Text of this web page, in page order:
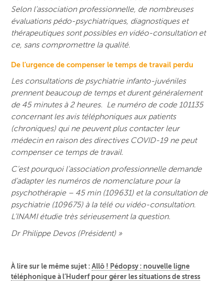
Selon l’association professionnelle, de nombreuses
évaluations pédo-psychiatriques, diagnostiques et
thérapeutiques sont possibles en vidéo-consultation et
ce, sans compromettre la qualité.
De l’urgence de compenser le temps de travail perdu
Les consultations de psychiatrie infanto-juvéniles
prennent beaucoup de temps et durent généralement
de 45 minutes à 2 heures. Le numéro de code 101135
concernant les avis téléphoniques aux patients
(chroniques) qui ne peuvent plus contacter leur
médecin en raison des directives COVID-19 ne peut
compenser ce temps de travail.
C’est pourquoi l’association professionnelle demande
d’adapter les numéros de nomenclature pour la
psychothérapie – 45 min (109631) et la consultation de
psychiatrie (109675) à la télé ou vidéo-consultation.
L’INAMI étudie très sérieusement la question.
Dr Philippe Devos (Président) »
À lire sur le même sujet :Allô ! Pédopsy : nouvelle ligne
téléphonique à l’Huderf pour gérer les situations de stress